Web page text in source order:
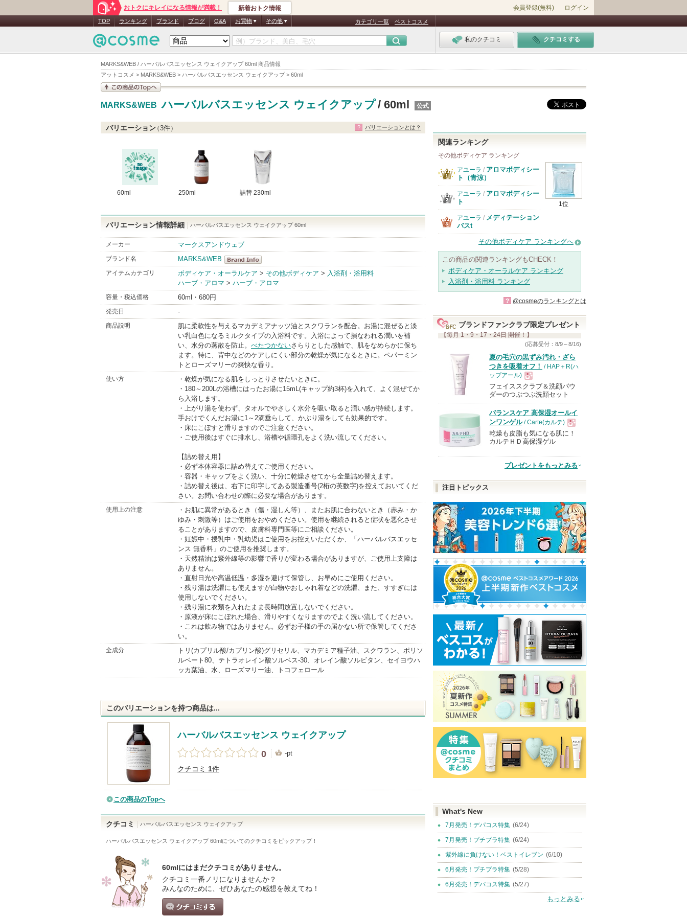
MARKS&WEB / ハーバルバスエッセンス ウェイクアップ 60ml 商品情報
アットコスメ > MARKS&WEB > ハーバルバスエッセンス ウェイクアップ> 60ml
おトクにキレイになる情報が満載！ 新着おトク情報 会員登録(無料) ログイン
TOP ランキング ブランド ブログ Q&A お買物 その他 カテゴリ一覧 ベストコスメ
私のクチコミ クチコミする
MARKS&WEB ハーバルバスエッセンス ウェイクアップ/ 60ml 公式
バリエーション（3件）
60ml 250ml 詰替 230ml
バリエーションとは？
バリエーション情報詳細 ハーバルバスエッセンス ウェイクアップ 60ml
メーカー マークスアンドウェブ
ブランド名
MARKS&WEB
MARKS&WE
B BrandInfo
アイテムカテゴリ ボディケア・オーラルケア > その他ボディケア > 入浴剤・浴用料
ハーブ・アロマ > ハーブ・アロマ
容量・税込価格 60ml・680円
発売日 -
商品説明
肌に柔軟性を与えるマカデミアナッツ油とスクワランを配合。お湯に混ぜると淡
い乳白色になるミルクタイプの入浴料です。入浴によって損なわれる潤いを補
い、水分の蒸散を防止。 べたつかないさらりとした感触で、肌をなめらかに保ち
ます。特に、背中などのケアしにくい部分の乾燥が気になるときに。ペパーミン
トとローズマリーの爽快な香り。
使い方
・乾燥が気になる肌をしっとりさせたいときに。
・180～200Lの浴槽にはったお湯に15mL(キャップ約3杯)を入れて、よく混ぜてか
ら入浴します。
・上がり湯を使わず、タオルでやさしく水分を吸い取ると潤い感が持続します。
手おけでくんだお湯に1～2滴垂らして、かぶり湯をしても効果的です。
・床にこぼすと滑りますのでご注意ください。
・ご使用後はすぐに排水し、浴槽や循環孔をよく洗い流してください。
【詰め替え用】
・必ず本体容器に詰め替えてご使用ください。
・容器・キャップをよく洗い、十分に乾燥させてから全量詰め替えます。
・詰め替え後は、右下に印字してある製造番号(2桁の英数字)を控えておいてくだ
さい。お問い合わせの際に必要な場合があります。
使用上の注意
・お肌に異常があるとき（傷・湿しん等）、またお肌に合わないとき（赤み・か
ゆみ・刺激等）はご使用をおやめください。使用を継続されると症状を悪化させ
ることがありますので、皮膚科専門医等にご相談ください。
・妊娠中・授乳中・乳幼児はご使用をお控えいただくか、「ハーバルバスエッセ
ンス 無香料」のご使用を推奨します。
・天然精油は紫外線等の影響で香りが変わる場合がありますが、ご使用上支障は
ありません。
・直射日光や高温低温・多湿を避けて保管し、お早めにご使用ください。
・残り湯は洗濯にも使えますが白物やおしゃれ着などの洗濯、また、すすぎには
使用しないでください。
・残り湯に衣類を入れたまま長時間放置しないでください。
・原液が床にこぼれた場合、滑りやすくなりますのでよく洗い流してください。
・これは飲み物ではありません。必ずお子様の手の届かない所で保管してくださ
い。
全成分
トリ(カプリル酸/カプリン酸)グリセリル、マカデミア種子油、スクワラン、ポリソ
ルベート80、テトラオレイン酸ソルベス-30、オレイン酸ソルビタン、セイヨウハ
ッカ葉油、水、ローズマリー油、トコフェロール
このバリエーションを持つ商品は...
ハーバルバスエッセンス ウェイクアップ
0
-pt
クチコミ 1件
この商品のTopへ
クチコミ ハーバルバスエッセンス ウェイクアップ
ハーバルバスエッセンス ウェイクアップ 60mlについてのクチコミをピックアップ！
60mlにはまだクチコミがありません。
クチコミ一番ノリになりませんか？
みんなのために、ぜひあなたの感想を教えてね！
関連ランキング
その他ボディケア ランキング
1位
アユーラ / アロマボディシー
ト（青涼）
アユーラ / アロマボディシー
ト
アユーラ / メディテーション
バスt
その他ボディケア ランキングへ
この商品の関連ランキングもCHECK！
ボディケア・オーラルケア ランキング
入浴剤・浴用料 ランキング
? @cosmeのランキングとは
ブランドファンクラブ限定プレゼント
【毎月 1・9・17・24日 開催！】
(応募受付：8/9～8/16)
夏の毛穴の黒ずみ汚れ・ざら
つきを吸着オフ！ / HAP＋R(ハ
ップアール)
現
品
フェイススクラブ＆洗顔パウ
ダーのつぶつぶ洗顔セット
バランスケア 高保湿オールイ
ンワンゲル/ Carte(カルテ)
現
品
乾燥も皮脂も気になる肌に！
カルテＨＤ高保湿ゲル
プレゼントをもっとみる
注目トピックス
What's New
7月発売！デパコス特集 (6/24)
7月発売！プチプラ特集 (6/24)
紫外線に負けない！ベストイレブン (6/10)
6月発売！プチプラ特集 (5/28)
6月発売！デパコス特集 (5/27)
もっとみる